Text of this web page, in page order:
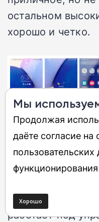
остальном
хорошо и четко.
Galaxy A14 5G,
работает под
Мы
Продолжая
даёте согласие